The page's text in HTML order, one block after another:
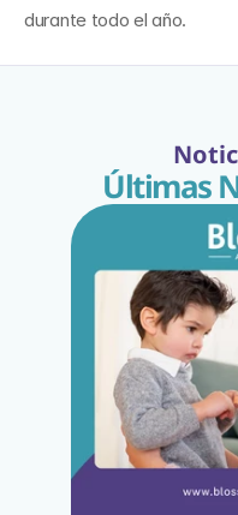
durante todo el año.
Últimas